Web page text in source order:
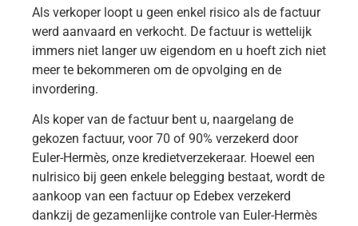
Als verkoper loopt u geen enkel risico als de factuur
werd aanvaard en verkocht. De factuur is wettelijk
immers niet langer uw eigendom en u hoeft zich niet
meer te bekommeren om de opvolging en de
invordering.
Als koper van de factuur bent u, naargelang de
gekozen factuur, voor 70 of 90% verzekerd door
Euler-Hermès, onze kredietverzekeraar. Hoewel een
nulrisico bij geen enkele belegging bestaat, wordt de
aankoop van een factuur op Edebex verzekerd
dankzij de gezamenlijke controle van Euler-Hermès